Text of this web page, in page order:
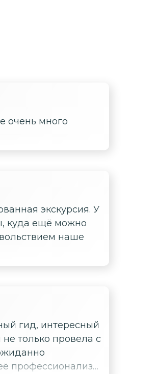
очень много
экскурсия. У
куда ещё можно
наше
гид, интересный
только провела с
профессионализм